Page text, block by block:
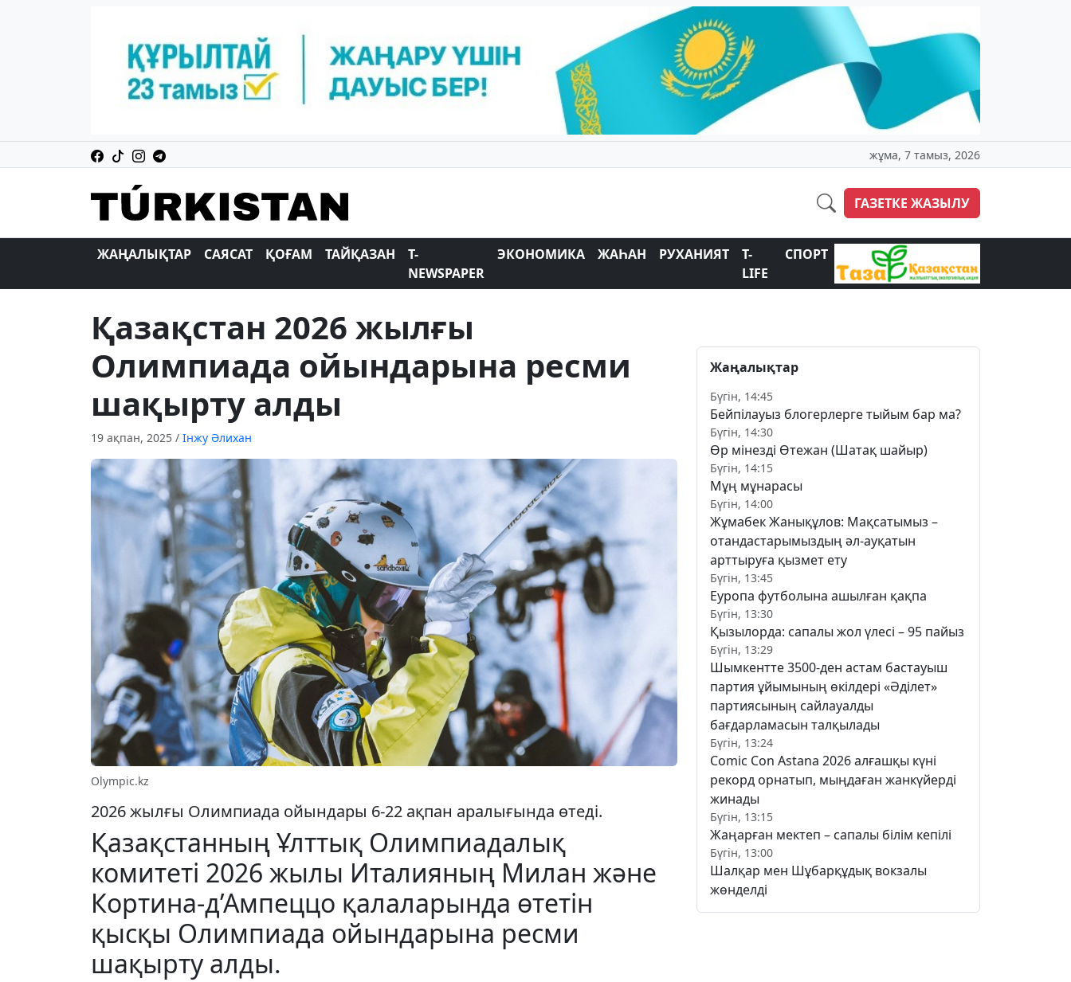
жұма, 7 тамыз, 2026
ГАЗЕТКЕ ЖАЗЫЛУ
ЖАҢАЛЫҚТАР САЯСАТ ҚОҒАМ ТАЙҚАЗАН
T-
NEWSPAPER
ЭКОНОМИКА ЖАҺАН РУХАНИЯТ
T-
LIFE
СПОРТ
Қазақстан 2026 жылғы
Олимпиада ойындарына ресми
шақырту алды
19 ақпан, 2025 / Інжу Әлихан
Olympic.kz
2026 жылғы Олимпиада ойындары 6-22 ақпан аралығында өтеді.
Қазақстанның Ұлттық Олимпиадалық
комитеті 2026 жылы Италияның Милан және
Кортина-д’Ампеццо қалаларында өтетін
қысқы Олимпиада ойындарына ресми
шақырту алды.
Жаңалықтар
Бүгін, 14:45
Бейпілауыз блогерлерге тыйым бар ма?
Бүгін, 14:30
Өр мінезді Өтежан (Шатақ шайыр)
Бүгін, 14:15
Мұң мұнарасы
Бүгін, 14:00
Жұмабек Жанықұлов: Мақсатымыз –
отандастарымыздың әл-ауқатын
арттыруға қызмет ету
Бүгін, 13:45
Еуропа футболына ашылған қақпа
Бүгін, 13:30
Қызылорда: сапалы жол үлесі – 95 пайыз
Бүгін, 13:29
Шымкентте 3500-ден астам бастауыш
партия ұйымының өкілдері «Әділет»
партиясының сайлауалды
бағдарламасын талқылады
Бүгін, 13:24
Comic Con Astana 2026 алғашқы күні
рекорд орнатып, мыңдаған жанкүйерді
жинады
Бүгін, 13:15
Жаңарған мектеп – сапалы білім кепілі
Бүгін, 13:00
Шалқар мен Шұбарқұдық вокзалы
жөнделді